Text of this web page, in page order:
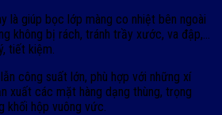
là giúp bọc lớp màng co nhiệt bên ngoài
không bị rách, tránh trầy xước, va đập,…
tiết kiệm.
công suất lớn, phù hợp với những xí
xuất các mặt hàng dạng thùng, trọng
khối hộp vuông vức.